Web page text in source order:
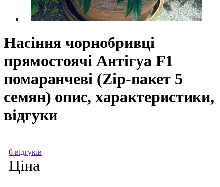
Насіння чорнобривці
прямостоячі Антігуа F1
помаранчеві (Zip-пакет 5
семян) опис, характеристики,
відгуки
0 відгуків
Ціна